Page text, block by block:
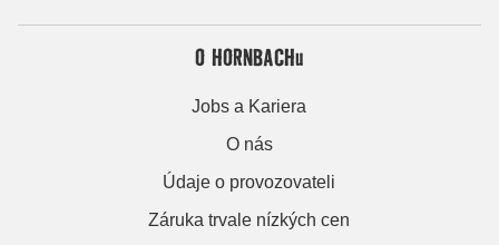
O HORNBACHu
Jobs a Kariera
O nás
Údaje o provozovateli
Záruka trvale nízkých cen